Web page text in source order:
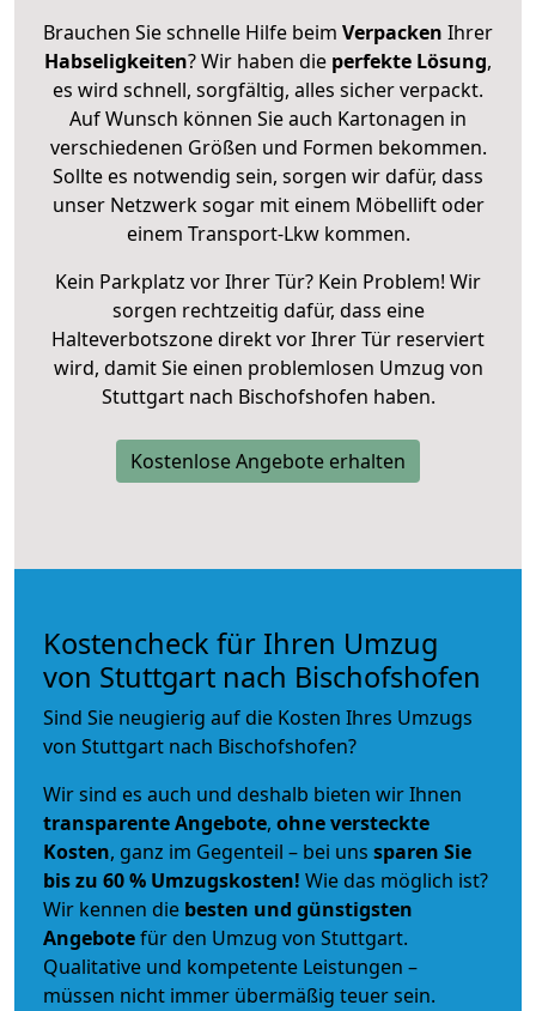
Brauchen Sie schnelle Hilfe beim Verpacken Ihrer
Habseligkeiten? Wir haben die perfekte Lösung,
es wird schnell, sorgfältig, alles sicher verpackt.
Auf Wunsch können Sie auch Kartonagen in
verschiedenen Größen und Formen bekommen.
Sollte es notwendig sein, sorgen wir dafür, dass
unser Netzwerk sogar mit einem Möbellift oder
einem Transport-Lkw kommen.
Kein Parkplatz vor Ihrer Tür? Kein Problem! Wir
sorgen rechtzeitig dafür, dass eine
Halteverbotszone direkt vor Ihrer Tür reserviert
wird, damit Sie einen problemlosen Umzug von
Stuttgart nach Bischofshofen haben.
Kostenlose Angebote erhalten
Kostencheck für Ihren Umzug
von Stuttgart nach Bischofshofen
Sind Sie neugierig auf die Kosten Ihres Umzugs
von Stuttgart nach Bischofshofen?
Wir sind es auch und deshalb bieten wir Ihnen
transparente Angebote, ohne versteckte
Kosten, ganz im Gegenteil – bei uns sparen Sie
bis zu 60 % Umzugskosten! Wie das möglich ist?
Wir kennen die besten und günstigsten
Angebotefür den Umzug von Stuttgart.
Qualitative und kompetente Leistungen –
müssen nicht immer übermäßig teuer sein.